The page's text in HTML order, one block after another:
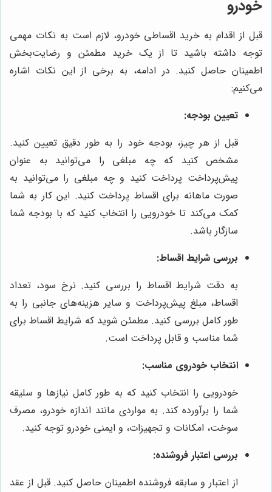
خودرو
قبل از اقدام به خرید اقساطی خودرو، لازم است به نکات مهمی
توجه داشته باشید تا از یک خرید مطمئن و رضایت‌بخش
اطمینان حاصل کنید. در ادامه، به برخی از این نکات اشاره
می‌کنیم:
تعیین بودجه:
قبل از هر چیز، بودجه خود را به طور دقیق تعیین کنید.
مشخص کنید که چه مبلغی را می‌توانید به عنوان
پیش‌پرداخت پرداخت کنید و چه مبلغی را می‌توانید به
صورت ماهانه برای اقساط پرداخت کنید. این کار به شما
کمک می‌کند تا خودرویی را انتخاب کنید که با بودجه شما
سازگار باشد.
بررسی شرایط اقساط:
به دقت شرایط اقساط را بررسی کنید. نرخ سود، تعداد
اقساط، مبلغ پیش‌پرداخت و سایر هزینه‌های جانبی را به
طور کامل بررسی کنید. مطمئن شوید که شرایط اقساط برای
شما مناسب و قابل پرداخت است.
انتخاب خودروی مناسب:
خودرویی را انتخاب کنید که به طور کامل نیازها و سلیقه
شما را برآورده کند. به مواردی مانند اندازه خودرو، مصرف
سوخت، امکانات و تجهیزات، و ایمنی خودرو توجه کنید.
بررسی اعتبار فروشنده:
از اعتبار و سابقه فروشنده اطمینان حاصل کنید. قبل از عقد